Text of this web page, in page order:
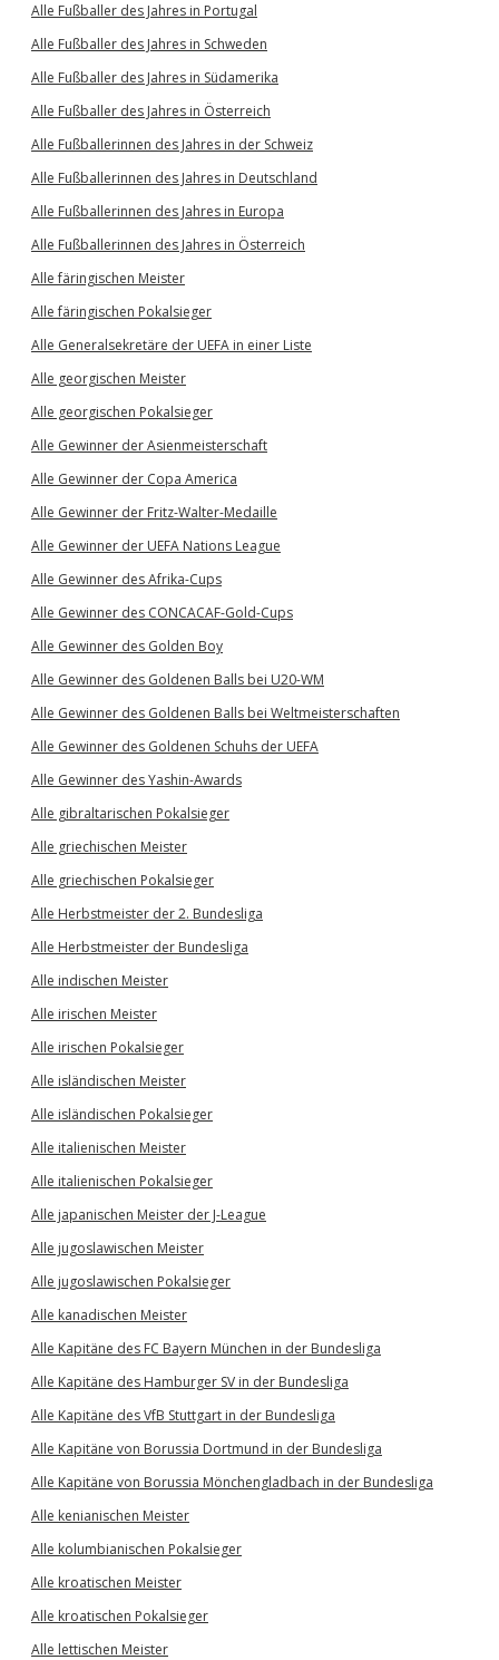
Alle Fußballer des Jahres in Portugal
Alle Fußballer des Jahres in Schweden
Alle Fußballer des Jahres in Südamerika
Alle Fußballer des Jahres in Österreich
Alle Fußballerinnen des Jahres in der Schweiz
Alle Fußballerinnen des Jahres in Deutschland
Alle Fußballerinnen des Jahres in Europa
Alle Fußballerinnen des Jahres in Österreich
Alle färingischen Meister
Alle färingischen Pokalsieger
Alle Generalsekretäre der UEFA in einer Liste
Alle georgischen Meister
Alle georgischen Pokalsieger
Alle Gewinner der Asienmeisterschaft
Alle Gewinner der Copa America
Alle Gewinner der Fritz-Walter-Medaille
Alle Gewinner der UEFA Nations League
Alle Gewinner des Afrika-Cups
Alle Gewinner des CONCACAF-Gold-Cups
Alle Gewinner des Golden Boy
Alle Gewinner des Goldenen Balls bei U20-WM
Alle Gewinner des Goldenen Balls bei Weltmeisterschaften
Alle Gewinner des Goldenen Schuhs der UEFA
Alle Gewinner des Yashin-Awards
Alle gibraltarischen Pokalsieger
Alle griechischen Meister
Alle griechischen Pokalsieger
Alle Herbstmeister der 2. Bundesliga
Alle Herbstmeister der Bundesliga
Alle indischen Meister
Alle irischen Meister
Alle irischen Pokalsieger
Alle isländischen Meister
Alle isländischen Pokalsieger
Alle italienischen Meister
Alle italienischen Pokalsieger
Alle japanischen Meister der J-League
Alle jugoslawischen Meister
Alle jugoslawischen Pokalsieger
Alle kanadischen Meister
Alle Kapitäne des FC Bayern München in der Bundesliga
Alle Kapitäne des Hamburger SV in der Bundesliga
Alle Kapitäne des VfB Stuttgart in der Bundesliga
Alle Kapitäne von Borussia Dortmund in der Bundesliga
Alle Kapitäne von Borussia Mönchengladbach in der Bundesliga
Alle kenianischen Meister
Alle kolumbianischen Pokalsieger
Alle kroatischen Meister
Alle kroatischen Pokalsieger
Alle lettischen Meister